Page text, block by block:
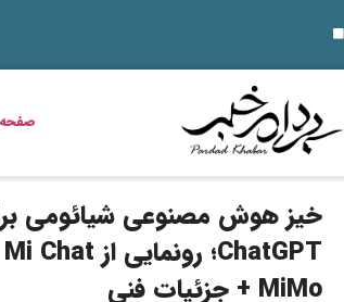
خیز هوش مصنوعی شیائومی
MiMo + جزئیات فنی